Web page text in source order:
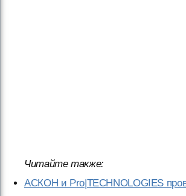
Читайте также:
АСКОН и Pro|TECHNOLOGIES